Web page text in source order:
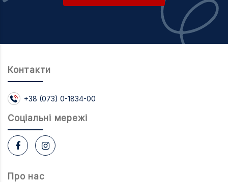
Про нас
Контакти
+38 (073) 0-1834-00
Соцiальнi мережi